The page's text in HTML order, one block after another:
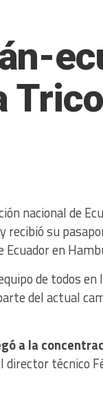
nacional de
y recibió su
Ecuador en
de todos
del actual
a la
director técnico